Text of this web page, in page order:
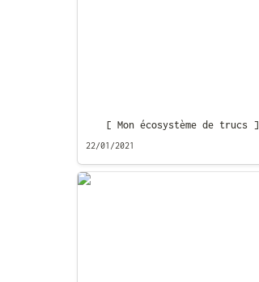
[ Mon écosystème de trucs ]
22/01/2021
[ Erreur de jaugement ]